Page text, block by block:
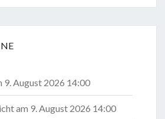
9. August 2026 14:00
am 9. August 2026 14:00